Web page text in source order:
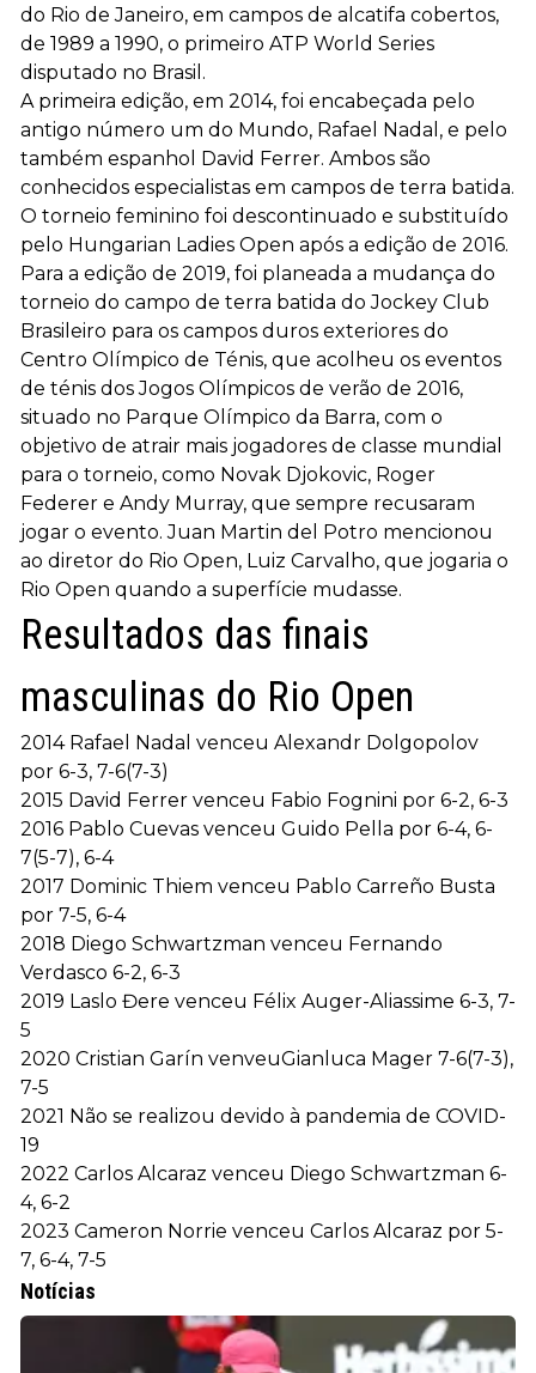
do Rio de Janeiro, em campos de alcatifa cobertos,
de 1989 a 1990, o primeiro ATP World Series
disputado no Brasil.
A primeira edição, em 2014, foi encabeçada pelo
antigo número um do Mundo, Rafael Nadal, e pelo
também espanhol David Ferrer. Ambos são
conhecidos especialistas em campos de terra batida.
O torneio feminino foi descontinuado e substituído
pelo Hungarian Ladies Open após a edição de 2016.
Para a edição de 2019, foi planeada a mudança do
torneio do campo de terra batida do Jockey Club
Brasileiro para os campos duros exteriores do
Centro Olímpico de Ténis, que acolheu os eventos
de ténis dos Jogos Olímpicos de verão de 2016,
situado no Parque Olímpico da Barra, com o
objetivo de atrair mais jogadores de classe mundial
para o torneio, como Novak Djokovic, Roger
Federer e Andy Murray, que sempre recusaram
jogar o evento. Juan Martin del Potro mencionou
ao diretor do Rio Open, Luiz Carvalho, que jogaria o
Rio Open quando a superfície mudasse.
Resultados das finais
masculinas do Rio Open
2014 Rafael Nadal venceu Alexandr Dolgopolov
por 6-3, 7-6(7-3)
2015 David Ferrer venceu Fabio Fognini por 6-2, 6-3
2016 Pablo Cuevas venceu Guido Pella por 6-4, 6-
7(5-7), 6-4
2017 Dominic Thiem venceu Pablo Carreño Busta
por 7-5, 6-4
2018 Diego Schwartzman venceu Fernando
Verdasco 6-2, 6-3
2019 Laslo Đere venceu Félix Auger-Aliassime 6-3, 7-
5
2020 Cristian Garín venveuGianluca Mager 7-6(7-3),
7-5
2021 Não se realizou devido à pandemia de COVID-
19
2022 Carlos Alcaraz venceu Diego Schwartzman 6-
4, 6-2
2023 Cameron Norrie venceu Carlos Alcaraz por 5-
7, 6-4, 7-5
Notícias